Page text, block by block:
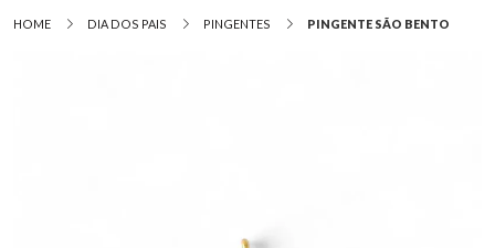
HOME DIA DOS PAIS PINGENTES PINGENTE SÃO BENTO